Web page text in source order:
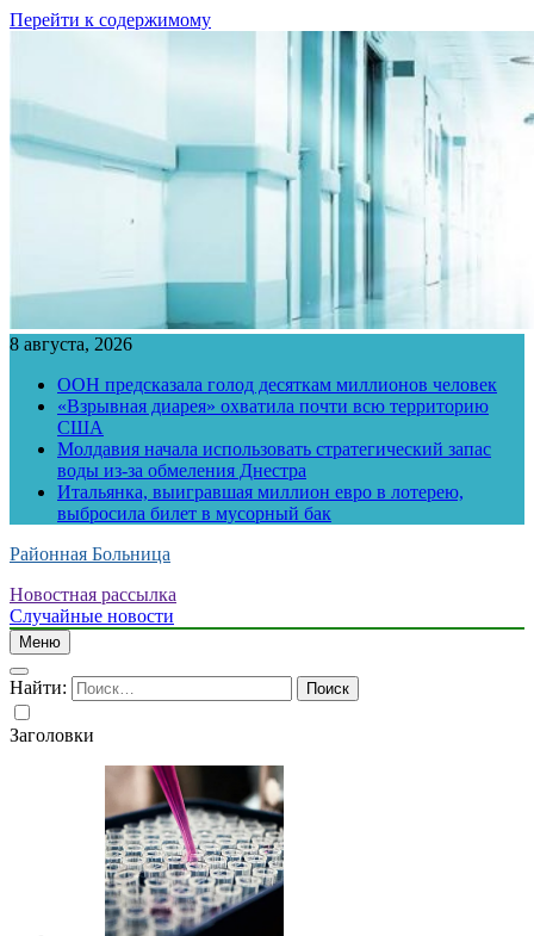
Перейти к содержимому
8 августа, 2026
ООН предсказала голод десяткам миллионов человек
«Взрывная диарея» охватила почти всю территорию
США
Молдавия начала использовать стратегический запас
воды из-за обмеления Днестра
Итальянка, выигравшая миллион евро в лотерею,
выбросила билет в мусорный бак
Районная Больница
Новостная рассылка
Случайные новости
Меню
Найти:
Заголовки